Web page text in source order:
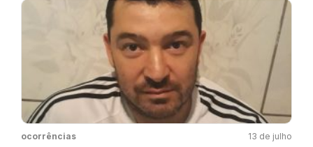
ocorrências 13 de julho